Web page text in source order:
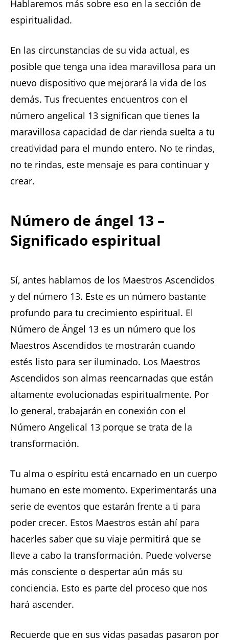
Hablaremos más sobre eso en la sección de
espiritualidad.
En las circunstancias de su vida actual, es
posible que tenga una idea maravillosa para un
nuevo dispositivo que mejorará la vida de los
demás. Tus frecuentes encuentros con el
número angelical 13 significan que tienes la
maravillosa capacidad de dar rienda suelta a tu
creatividad para el mundo entero. No te rindas,
no te rindas, este mensaje es para continuar y
crear.
Número de ángel 13 –
Significado espiritual
Sí, antes hablamos de los Maestros Ascendidos
y del número 13. Este es un número bastante
profundo para tu crecimiento espiritual. El
Número de Ángel 13 es un número que los
Maestros Ascendidos te mostrarán cuando
estés listo para ser iluminado. Los Maestros
Ascendidos son almas reencarnadas que están
altamente evolucionadas espiritualmente. Por
lo general, trabajarán en conexión con el
Número Angelical 13 porque se trata de la
transformación.
Tu alma o espíritu está encarnado en un cuerpo
humano en este momento. Experimentarás una
serie de eventos que estarán frente a ti para
poder crecer. Estos Maestros están ahí para
hacerles saber que su viaje permitirá que se
lleve a cabo la transformación. Puede volverse
más consciente o despertar aún más su
conciencia. Esto es parte del proceso que nos
hará ascender.
Recuerde que en sus vidas pasadas pasaron por